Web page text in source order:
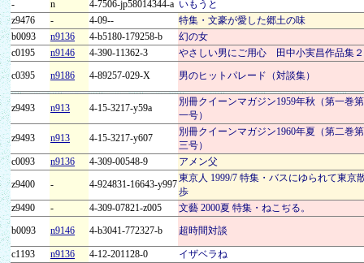
-
n 4-7506-jp58014344-a いもうと
z9476
- 4-09--
特集・文豪が愛した郷土の味
b0093
n9136 4-b5180-179258-b
幻の女
c0195
n9146 4-390-11362-3
やさしい男にご用心 田中小実昌作品集２
c0395
n9186 4-89257-029-X 男のヒットパレード（対談集）
z9493 n913 4-15-3217-y59a
別冊クイーンマガジン1959年秋（第一巻第
一号）
z9493
n913 4-15-3217-y607
別冊クイーンマガジン1960年夏（第二巻第
三号）
c0093
n9136 4-309-00548-9
アメン父
z9400
- 4-924831-16643-y997
東京人 1999/7 特集・バスにゆられて東京
歩
z9490
- 4-309-07821-z005
文藝 2000夏 特集・ねこぢる。
b0093
n9146 4-b3041-772327-b 超時間対談
c1193 n9136 4-12-201128-0
イザベラね